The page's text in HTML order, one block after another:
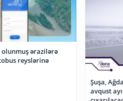
olunmuş ərazilərə
reyslərinə
Şuşa,
avqust